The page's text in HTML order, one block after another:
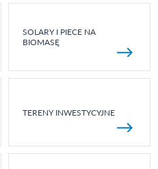
SOLARY I PIECE NA
BIOMASĘ
TERENY INWESTYCYJNE